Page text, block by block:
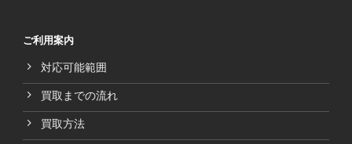
ご利用案内
対応可能範囲
買取までの流れ
買取方法